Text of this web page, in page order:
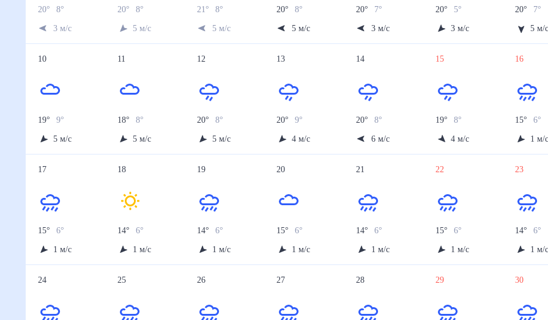
20° 8
3 м/с
20° 8
5 м/с
21° 8°
5 м/с
20° 8
5 м/с
20° 7°
3 м/с
20° 5°
3 м/с
20° 7°
5 м/с
10
19° 9°
5 м/с
11
18° 8°
5 м/с
12
20° 8
5 м/с
13
20° 9
4 м/с
14
20° 8
6 м/с
15
19° 8°
4 м/с
16
15° 6°
1 м/с
17
15° 6°
1 м/с
18
14° 6°
1 м/с
19
14° 6°
1 м/с
20
15° 6°
1 м/с
21
14° 6°
1 м/с
22
15° 6°
1 м/с
23
14° 6°
1 м/с
24 25 26 27 28 29 30